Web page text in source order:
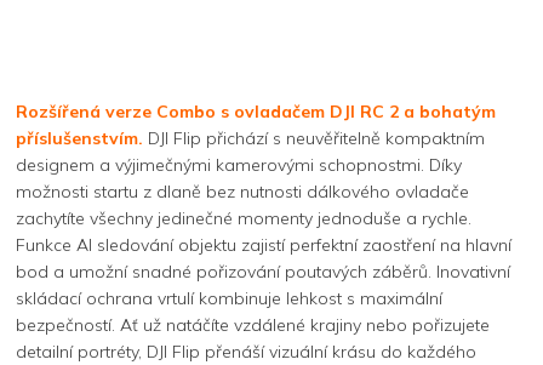
Rozšířená verze Combo s ovladačem DJI RC 2 a bohatým
příslušenstvím. DJI Flip přichází s neuvěřitelně kompaktním
designem a výjimečnými kamerovými schopnostmi. Díky
možnosti startu z dlaně bez nutnosti dálkového ovladače
zachytíte všechny jedinečné momenty jednoduše a rychle.
Funkce AI sledování objektu zajistí perfektní zaostření na hlavní
bod a umožní snadné pořizování poutavých záběrů. Inovativní
skládací ochrana vrtulí kombinuje lehkost s maximální
bezpečností. Ať už natáčíte vzdálené krajiny nebo pořizujete
detailní portréty, DJI Flip přenáší vizuální krásu do každého